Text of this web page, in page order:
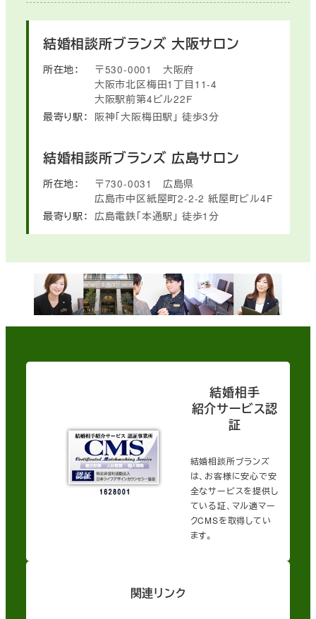
結婚相談所ブランズ 大阪サロン
所在地： 〒530-0001
大阪府
大阪市北区梅田1丁目11-4
大阪駅前第4ビル22F
最寄り駅： 阪神「大阪梅田駅」 徒歩3分
結婚相談所ブランズ 広島サロン
所在地： 〒730-0031
広島県
広島市中区紙屋町2-2-2 紙屋町ビル4F
最寄り駅： 広島電鉄「本通駅」 徒歩1分
結婚相手
紹介サービス認
証
結婚相談所ブランズ
は、お客様に安心で安
全なサービスを提供し
ている証、マル適マー
クCMSを取得してい
ます。
関連リンク